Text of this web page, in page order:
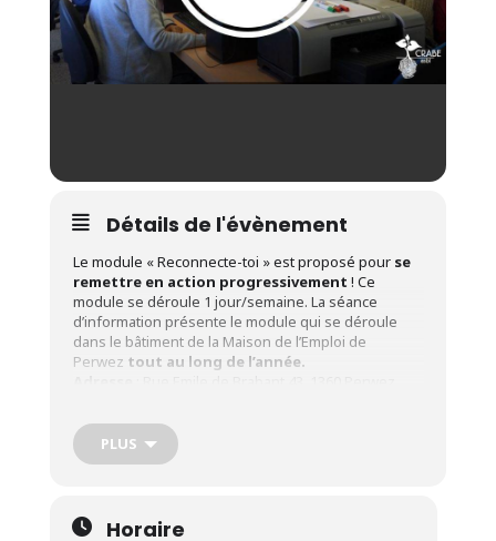
Détails de l'évènement
Le module « Reconnecte-toi » est proposé pour se
remettre en action progressivement ! Ce
module se déroule 1 jour/semaine. La séance
d’information présente le module qui se déroule
dans le bâtiment de la Maison de l’Emploi de
Perwez tout au long de l’année.
Le candidat doit :
Disposer d’un certificat d’enseignement
PLUS
Horaire